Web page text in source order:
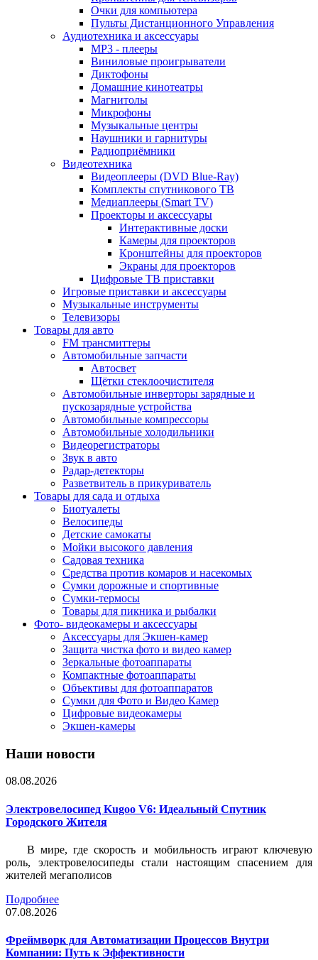
Очки для компьютера
Пульты Дистанционного Управления
Аудиотехника и аксессуары
MP3 - плееры
Виниловые проигрыватели
Диктофоны
Домашние кинотеатры
Магнитолы
Микрофоны
Музыкальные центры
Наушники и гарнитуры
Радиоприёмники
Видеотехника
Видеоплееры (DVD Blue-Ray)
Комплекты спутникового ТВ
Медиаплееры (Smart TV)
Проекторы и аксессуары
Интерактивные доски
Камеры для проекторов
Кронштейны для проекторов
Экраны для проекторов
Цифровые ТВ приставки
Игровые приставки и аксессуары
Музыкальные инструменты
Телевизоры
Товары для авто
FM трансмиттеры
Автомобильные запчасти
Автосвет
Щётки стеклоочистителя
Автомобильные инверторы зарядные и
пускозарядные устройства
Автомобильные компрессоры
Автомобильные холодильники
Видеорегистраторы
Звук в авто
Радар-детекторы
Разветвитель в прикуриватель
Товары для сада и отдыха
Биотуалеты
Велосипеды
Детские самокаты
Мойки высокого давления
Садовая техника
Средства против комаров и насекомых
Сумки дорожные и спортивные
Сумки-термосы
Товары для пикника и рыбалки
Фото- видеокамеры и аксессуары
Аксессуары для Экшен-камер
Защита чистка фото и видео камер
Зеркальные фотоаппараты
Компактные фотоаппараты
Объективы для фотоаппаратов
Сумки для Фото и Видео Камер
Цифровые видеокамеры
Экшен-камеры
Наши новости
08.08.2026
Электровелосипед Kugoo V6: Идеальный Спутник
Городского Жителя
В мире, где скорость и мобильность играют ключевую
роль, электровелосипеды стали настоящим спасением для
жителей мегаполисов
Подробнее
07.08.2026
Фреймворк для Автоматизации Процессов Внутри
Компании: Путь к Эффективности